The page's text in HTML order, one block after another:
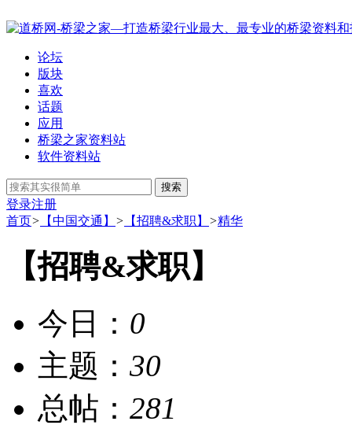
论坛
版块
喜欢
话题
应用
桥梁之家资料站
软件资料站
搜索
登录注册
首页> 【中国交通】 > 【招聘&求职】 >精华
【招聘&求职】
今日： 0
主题： 30
总帖： 281